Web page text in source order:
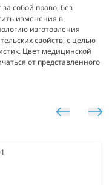
собой право, без
изменения в
изготовления
свойств, с целью
Цвет медицинской
от представленного